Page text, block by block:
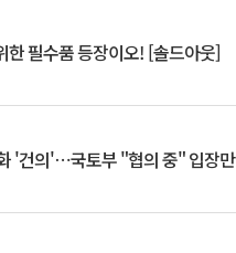
필수품 등장이오! [솔드아웃]
'건의'⋯국토부 "협의 중" 입장